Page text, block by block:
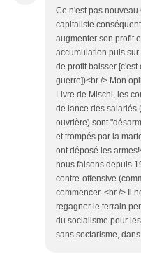
Ce n'est pas
capitaliste
augmenter son profit
accumulation puis
de profit baisser
guerre])<br /> Mon
Livre de Mischi, les
de lance des salariés
ouvrière) sont
et trompés par la
ont déposé les
nous faisons depuis
contre-offensive
commencer. <br /> Il
regagner le terrain
du socialisme pour
sans sectarisme,